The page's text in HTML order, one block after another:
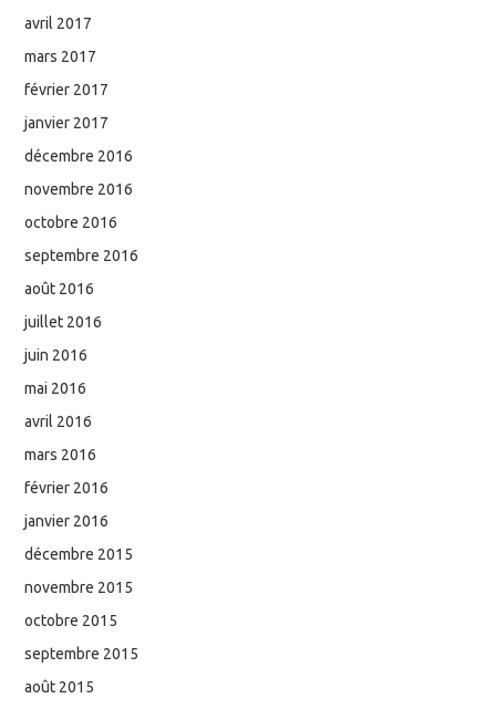
avril 2017
mars 2017
février 2017
janvier 2017
décembre 2016
novembre 2016
octobre 2016
septembre 2016
août 2016
juillet 2016
juin 2016
mai 2016
avril 2016
mars 2016
février 2016
janvier 2016
décembre 2015
novembre 2015
octobre 2015
septembre 2015
août 2015